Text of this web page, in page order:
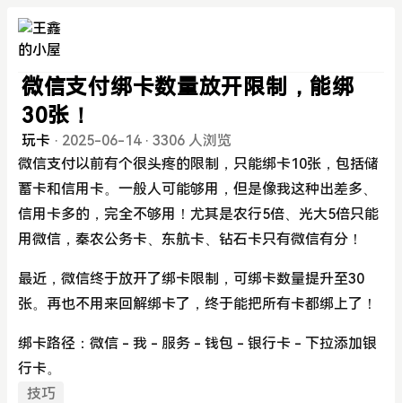
微信支付绑卡数量放开限制，能绑
30张！
玩卡 · 2025-06-14 · 3306 人浏览
微信支付以前有个很头疼的限制，只能绑卡10张，包括储
蓄卡和信用卡。一般人可能够用，但是像我这种出差多、
信用卡多的，完全不够用！尤其是农行5倍、光大5倍只能
用微信，秦农公务卡、东航卡、钻石卡只有微信有分！
最近，微信终于放开了绑卡限制，可绑卡数量提升至30
张。再也不用来回解绑卡了，终于能把所有卡都绑上了！
绑卡路径：微信 - 我 - 服务 - 钱包 - 银行卡 - 下拉添加银
行卡。
技巧